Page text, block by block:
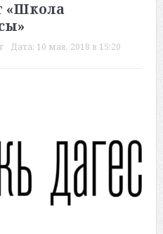
«Школа
Дата: 10 мая, 2018 в 15:20